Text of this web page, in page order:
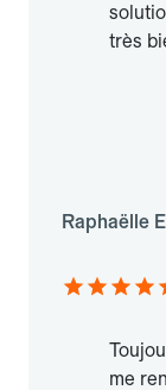
très
Raphaëlle
me